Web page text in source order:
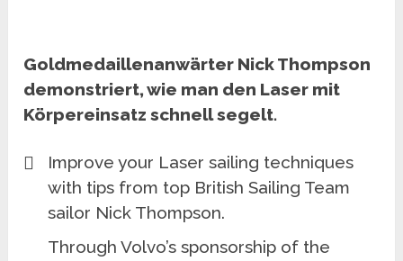
Goldmedaillenanwärter Nick Thompson
demonstriert, wie man den Laser mit
Körpereinsatz schnell segelt.
Improve your Laser sailing techniques
with tips from top British Sailing Team
sailor Nick Thompson.
Through Volvo’s sponsorship of the